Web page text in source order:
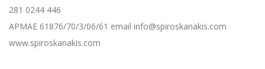
281 0244 446
ΑΡΜΑΕ 61876/70/3/06/61 email info@spiroskanakis.com
www.spiroskanakis.com